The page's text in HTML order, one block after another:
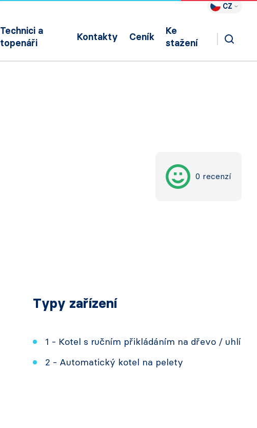
CZ
Technici a
topenáři
Kontakty Ceník
Ke
stažení
0 recenzí
Typy zařízení
1 - Kotel s ručním přikládáním na dřevo / uhlí
2 - Automatický kotel na pelety